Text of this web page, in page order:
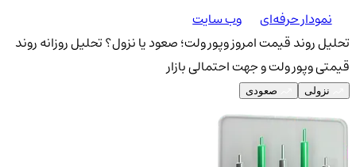
نمودار حرفه‌ای
وب سایت
تحلیل روند قیمت امروز وپور ولت؛ صعود یا نزول؟تحلیل روزانه روند
قیمتی وپور ولت و جهت احتمالی بازار
نزولی صعودی